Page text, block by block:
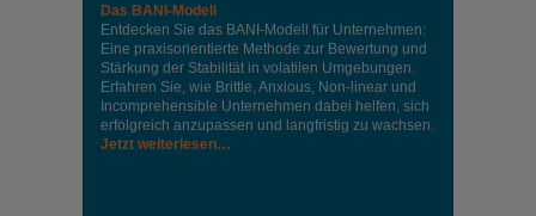
Das BANI-Modell
Entdecken Sie das BANI-Modell für Unternehmen:
Eine praxisorientierte Methode zur Bewertung und
Stärkung der Stabilität in volatilen Umgebungen.
Erfahren Sie, wie Brittle, Anxious, Non-linear und
Incomprehensible Unternehmen dabei helfen, sich
erfolgreich anzupassen und langfristig zu wachsen.
Jetzt weiterlesen…